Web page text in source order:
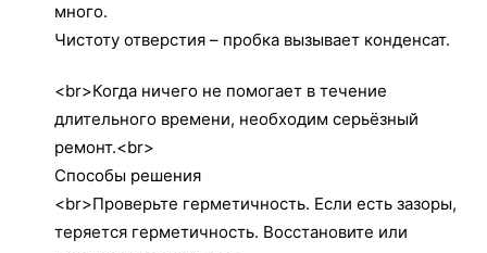
много.
Чистоту отверстия – пробка вызывает конденсат.
<br>Когда ничего не помогает в течение
длительного времени, необходим серьёзный
ремонт.<br>
Способы решения
<br>Проверьте герметичность. Если есть зазоры,
теряется герметичность. Восстановите или